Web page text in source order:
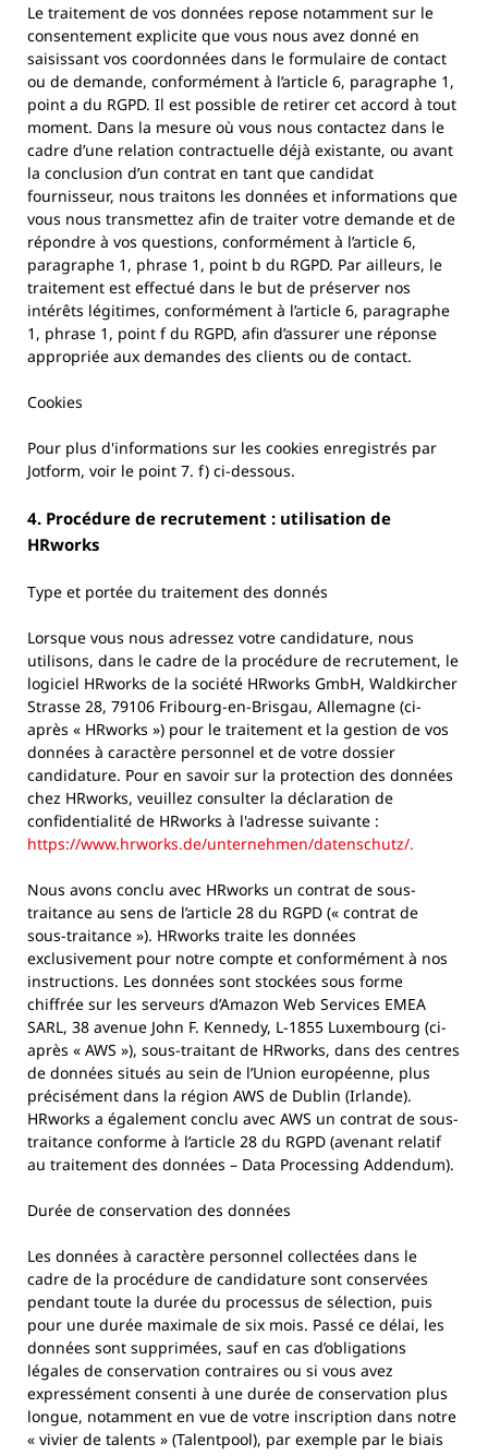
Le traitement de vos données repose notamment sur le
consentement explicite que vous nous avez donné en
saisissant vos coordonnées dans le formulaire de contact
ou de demande, conformément à l’article 6, paragraphe 1,
point a du RGPD. Il est possible de retirer cet accord à tout
moment. Dans la mesure où vous nous contactez dans le
cadre d’une relation contractuelle déjà existante, ou avant
la conclusion d’un contrat en tant que candidat
fournisseur, nous traitons les données et informations que
vous nous transmettez afin de traiter votre demande et de
répondre à vos questions, conformément à l’article 6,
paragraphe 1, phrase 1, point b du RGPD. Par ailleurs, le
traitement est effectué dans le but de préserver nos
intérêts légitimes, conformément à l’article 6, paragraphe
1, phrase 1, point f du RGPD, afin d’assurer une réponse
appropriée aux demandes des clients ou de contact.
Cookies
Pour plus d'informations sur les cookies enregistrés par
Jotform, voir le point 7. f) ci-dessous.
4. Procédure de recrutement : utilisation de
HRworks
Type et portée du traitement des donnés
Lorsque vous nous adressez votre candidature, nous
utilisons, dans le cadre de la procédure de recrutement, le
logiciel HRworks de la société HRworks GmbH, Waldkircher
Strasse 28, 79106 Fribourg-en-Brisgau, Allemagne (ci-
après « HRworks ») pour le traitement et la gestion de vos
données à caractère personnel et de votre dossier
candidature. Pour en savoir sur la protection des données
chez HRworks, veuillez consulter la déclaration de
confidentialité de HRworks à l'adresse suivante :
https://www.hrworks.de/unternehmen/datenschutz/.
Nous avons conclu avec HRworks un contrat de sous-
traitance au sens de l’article 28 du RGPD (« contrat de
sous-traitance »). HRworks traite les données
exclusivement pour notre compte et conformément à nos
instructions. Les données sont stockées sous forme
chiffrée sur les serveurs d’Amazon Web Services EMEA
SARL, 38 avenue John F. Kennedy, L-1855 Luxembourg (ci-
après « AWS »), sous-traitant de HRworks, dans des centres
de données situés au sein de l’Union européenne, plus
précisément dans la région AWS de Dublin (Irlande).
HRworks a également conclu avec AWS un contrat de sous-
traitance conforme à l’article 28 du RGPD (avenant relatif
au traitement des données – Data Processing Addendum).
Durée de conservation des données
Les données à caractère personnel collectées dans le
cadre de la procédure de candidature sont conservées
pendant toute la durée du processus de sélection, puis
pour une durée maximale de six mois. Passé ce délai, les
données sont supprimées, sauf en cas d’obligations
légales de conservation contraires ou si vous avez
expressément consenti à une durée de conservation plus
longue, notamment en vue de votre inscription dans notre
« vivier de talents » (Talentpool), par exemple par le biais